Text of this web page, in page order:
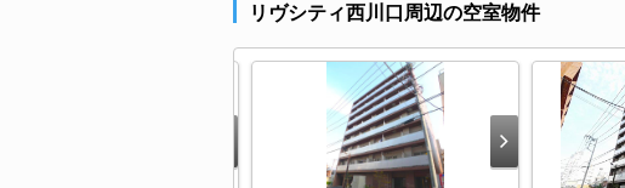
リヴシティ西川口周辺の空室物件